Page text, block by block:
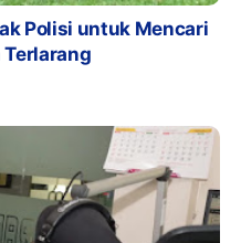
Polisi untuk Mencari